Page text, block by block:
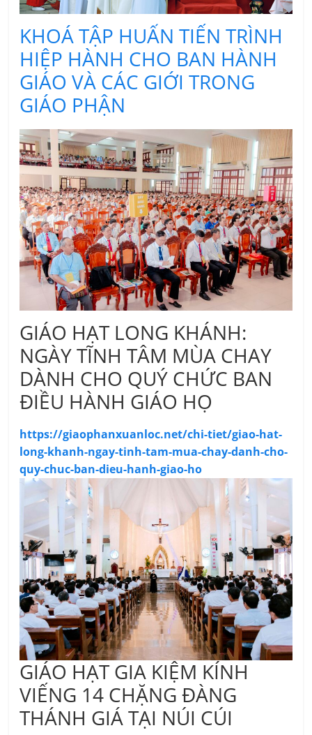
KHOÁ TẬP HUẤN TIẾN TRÌNH
HIỆP HÀNH CHO BAN HÀNH
GIÁO VÀ CÁC GIỚI TRONG
GIÁO PHẬN
GIÁO HẠT LONG KHÁNH:
NGÀY TĨNH TÂM MÙA CHAY
DÀNH CHO QUÝ CHỨC BAN
ĐIỀU HÀNH GIÁO HỌ
https://giaophanxuanloc.net/chi-tiet/giao-hat-
long-khanh-ngay-tinh-tam-mua-chay-danh-cho-
quy-chuc-ban-dieu-hanh-giao-ho
GIÁO HẠT GIA KIỆM KÍNH
VIẾNG 14 CHẶNG ĐÀNG
THÁNH GIÁ TẠI NÚI CÚI